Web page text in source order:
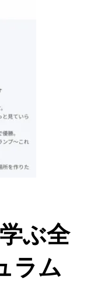
ぶ全
ラム